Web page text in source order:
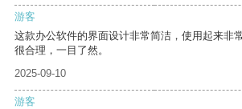
游客
这款办公软件的界面设计非常简洁，使用起来非
很合理，一目了然。
2025-09-10
游客